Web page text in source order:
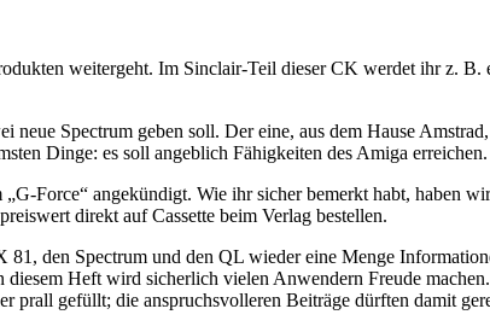
weitergeht. Im Sinclair-Teil dieser CK werdet ihr z.
Spectrum geben soll. Der eine, aus dem Hause
Dinge: es soll angeblich Fähigkeiten des Amiga
Force“ angekündigt. Wie ihr sicher bemerkt habt, haben
direkt auf Cassette beim Verlag bestellen.
den Spectrum und den QL wieder eine Menge
Heft wird sicherlich vielen Anwendern Freude
prall gefüllt; die anspruchsvolleren Beiträge dürften damit